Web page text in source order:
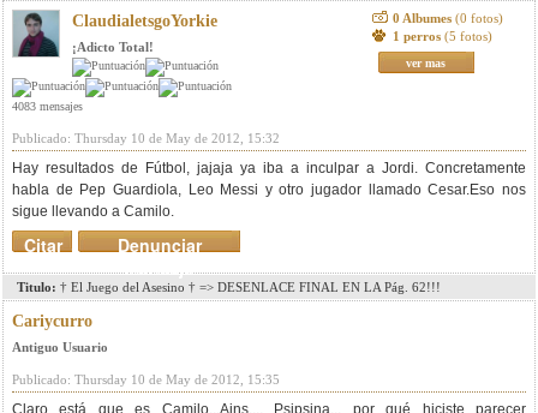
ClaudialetsgoYorkie
¡Adicto Total!
4083 mensajes
0 Albumes (0 fotos)
1 perros (5 fotos)
ver mas
Publicado: Thursday 10 de May de 2012, 15:32
Hay resultados de Fútbol, jajaja ya iba a inculpar a Jordi. Concretamente
habla de Pep Guardiola, Leo Messi y otro jugador llamado Cesar.Eso nos
sigue llevando a Camilo.
Denunciar
mensaje
Citar
Titulo: † El Juego del Asesino † => DESENLACE FINAL EN LA Pág. 62!!!
Cariycurro
Antiguo Usuario
Publicado: Thursday 10 de May de 2012, 15:35
Claro está que es Camilo...Ains.... Psipsina... por qué hiciste parecer